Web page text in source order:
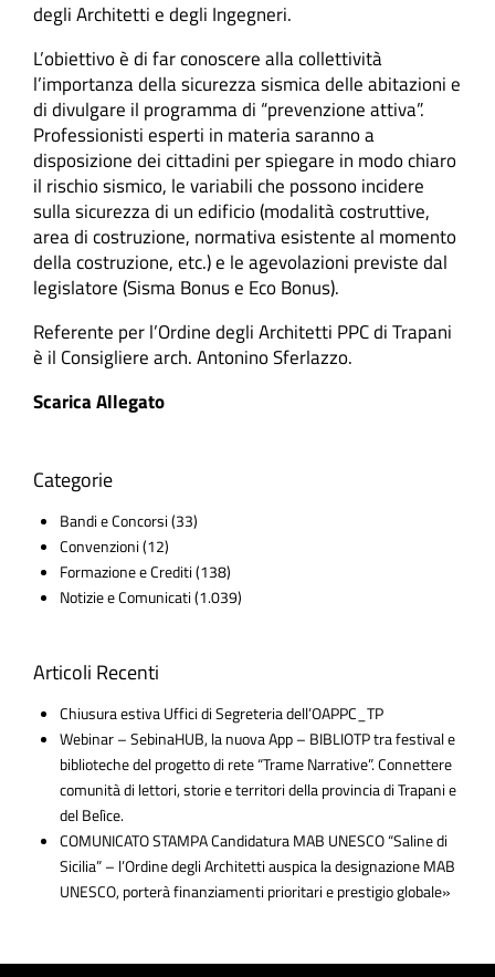
degli Architetti e degli Ingegneri.
L’obiettivo è di far conoscere alla collettività
l’importanza della sicurezza sismica delle abitazioni e
di divulgare il programma di “prevenzione attiva”.
Professionisti esperti in materia saranno a
disposizione dei cittadini per spiegare in modo chiaro
il rischio sismico, le variabili che possono incidere
sulla sicurezza di un edificio (modalità costruttive,
area di costruzione, normativa esistente al momento
della costruzione, etc.) e le agevolazioni previste dal
legislatore (Sisma Bonus e Eco Bonus).
Referente per l’Ordine degli Architetti PPC di Trapani
è il Consigliere arch. Antonino Sferlazzo.
Scarica Allegato
Categorie
Bandi e Concorsi(33)
Convenzioni(12)
Formazione e Crediti(138)
Notizie e Comunicati(1.039)
Articoli Recenti
Chiusura estiva Uffici di Segreteria dell’OAPPC_TP
Webinar – SebinaHUB, la nuova App – BIBLIOTP tra festival e
biblioteche del progetto di rete “Trame Narrative”. Connettere
comunità di lettori, storie e territori della provincia di Trapani e
del Belìce.
COMUNICATO STAMPA Candidatura MAB UNESCO “Saline di
Sicilia” – l’Ordine degli Architetti auspica la designazione MAB
UNESCO, porterà finanziamenti prioritari e prestigio globale»